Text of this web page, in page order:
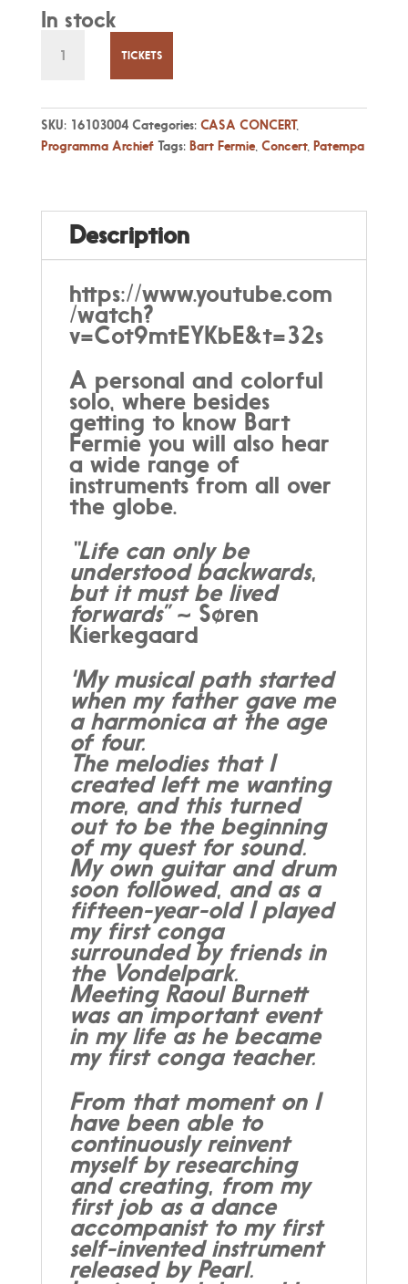
In stock
19
20:00
-
SOLO:
in
time,
Fermie
quantity
TICKETS
SKU: 16103004 Categories: CASA CONCERT,
Programma Archief Tags: Bart Fermie, Concert, Patempa
Description
https://www.youtube.com
/watch?
v=Cot9mtEYKbE&t=32s
A personal and colorful
solo, where besides
getting to know Bart
Fermie you will also hear
a wide range of
instruments from all over
the globe.
“Life can only be
understood backwards,
but it must be lived
forwards”~ Søren
Kierkegaard
'My musical path started
when my father gave me
a harmonica at the age
of four.
The melodies that I
created left me wanting
more, and this turned
out to be the beginning
of my quest for sound.
My own guitar and drum
soon followed, and as a
fifteen-year-old I played
my first conga
surrounded by friends in
the Vondelpark.
Meeting Raoul Burnett
was an important event
in my life as he became
my first conga teacher.
From that moment on I
have been able to
continuously reinvent
myself by researching
and creating, from my
first job as a dance
accompanist to my first
self-invented instrument
released by Pearl.